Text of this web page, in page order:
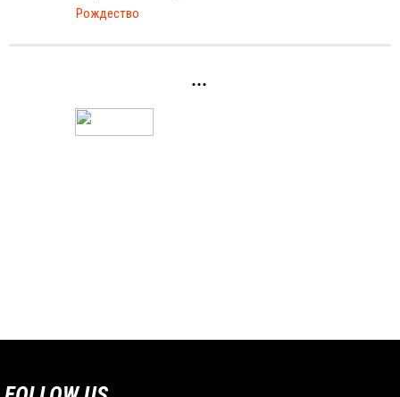
Рождество
...